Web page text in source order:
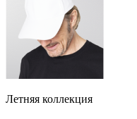
Летняя коллекция